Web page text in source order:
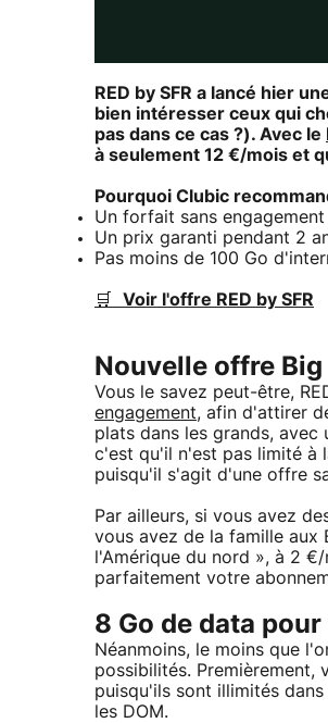
RED by SFR a lancé hier
bien intéresser ceux qui
pas dans ce cas ?). Avec le
à seulement 12 €/mois et
Pourquoi Clubic
Un forfait sans engagement
Un prix garanti pendant 2
Pas moins de 100 Go
🛒 Voir l'offre RED by SFR
Nouvelle offre Big
Vous le savez peut-être,
engagement, afin d'attirer
plats dans les grands, avec
c'est qu'il n'est pas limité à
puisqu'il s'agit d'une offre
Par ailleurs, si vous avez
vous avez de la famille
l'Amérique du nord », à 2
parfaitement votre
8 Go de data
Néanmoins, le moins que
possibilités. Premièrement,
puisqu'ils sont illimités
les DOM.